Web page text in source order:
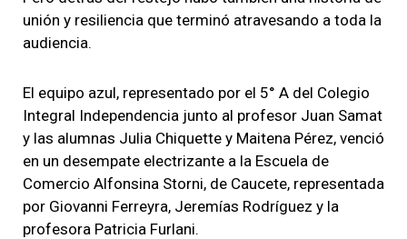
unión y resiliencia que terminó atravesando a toda la
audiencia.
El equipo azul, representado por el 5° A del Colegio
Integral Independencia junto al profesor Juan Samat
y las alumnas Julia Chiquette y Maitena Pérez, venció
en un desempate electrizante a la Escuela de
Comercio Alfonsina Storni, de Caucete, representada
por Giovanni Ferreyra, Jeremías Rodríguez y la
profesora Patricia Furlani.